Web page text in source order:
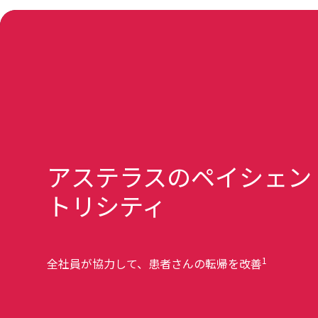
アステラスのペイシェ
トリシティ
全社員が協力して、患者さんの転帰を改善1